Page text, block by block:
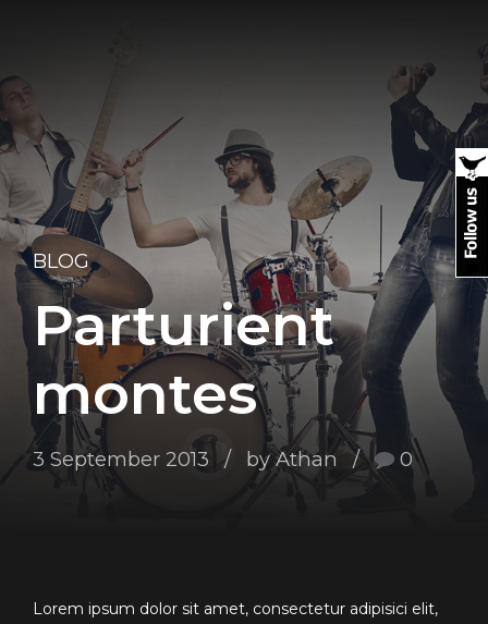
BLOG
Parturient
montes
3 September 2013 by Athan 0
Lorem ipsum dolor sit amet, consectetur adipisici elit,